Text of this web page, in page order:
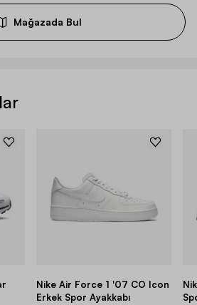
Mağazada Bul
Nike Air Force 1 '07 CO Icon
Erkek Spor Ayakkabı